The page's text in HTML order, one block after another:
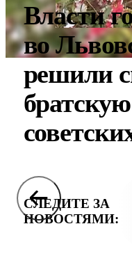
Власти
во
решили
СЛЕДИТЕ ЗА
НОВОСТЯМИ: